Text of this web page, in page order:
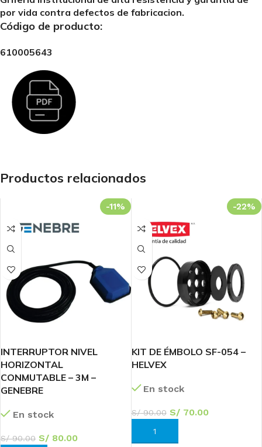
por vida contra defectos de fabricacion.
Código de producto:
610005643
Productos relacionados
-11%
INTERRUPTOR NIVEL
HORIZONTAL
CONMUTABLE – 3M –
GENEBRE
En stock
S/90.00 S/ 80.00
-22%
KIT DE ÉMBOLO SF-054 –
HELVEX
En stock
S/90.00 S/70.00
AÑADIR AL CARRITO